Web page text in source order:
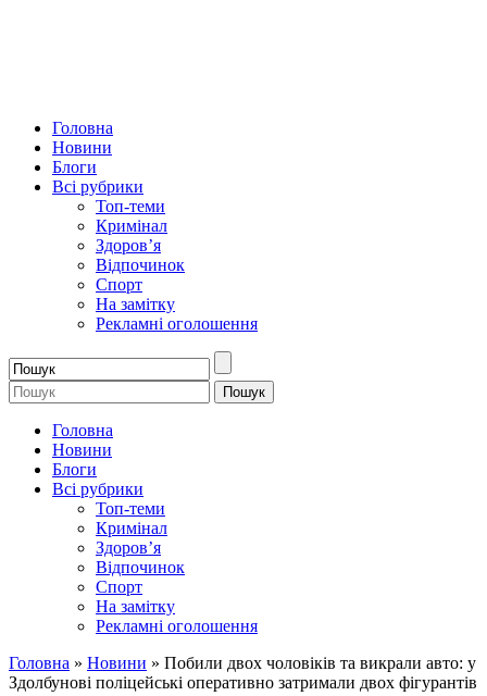
Головна
Новини
Блоги
Всі рубрики
Топ-теми
Кримінал
Здоров’я
Відпочинок
Спорт
На замітку
Рекламні оголошення
Головна
Новини
Блоги
Всі рубрики
Топ-теми
Кримінал
Здоров’я
Відпочинок
Спорт
На замітку
Рекламні оголошення
Головна » Новини » Побили двох чоловіків та викрали авто: у
Здолбунові поліцейські оперативно затримали двох фігурантів